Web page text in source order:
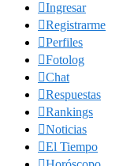
Ingresar
Registrarme
Perfiles
Fotolog
Chat
Respuestas
Rankings
Noticias
El Tiempo